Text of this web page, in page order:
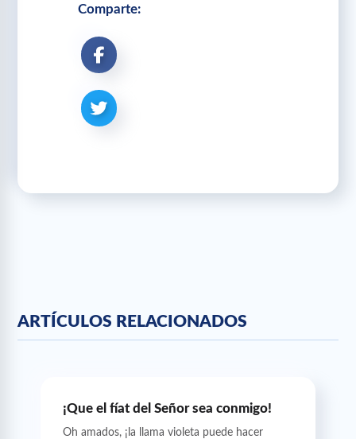
Comparte:
ARTÍCULOS RELACIONADOS
¡Que el fíat del Señor sea conmigo!
Oh amados, ¡la llama violeta puede hacer